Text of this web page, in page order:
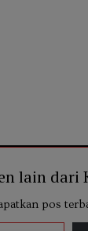
lain dari
pos